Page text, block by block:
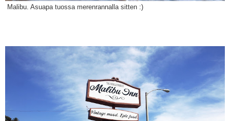
Malibu. Asuapa tuossa merenrannalla sitten :)